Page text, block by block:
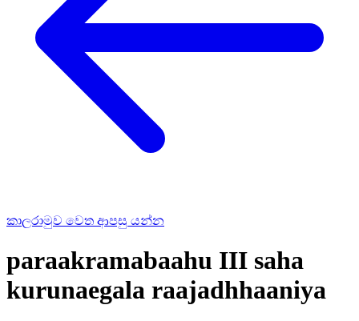
කාලරාමුව වෙත ආපසු යන්න
paraakramabaahu III saha
kurunaegala raajadhhaaniya